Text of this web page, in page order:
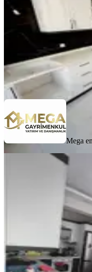
130
Mega emlakMelis Budak
Ara
Mega
Mega
2+1
·100